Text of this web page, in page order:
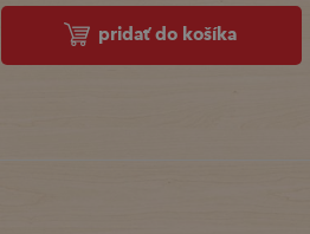
pridať do košíka